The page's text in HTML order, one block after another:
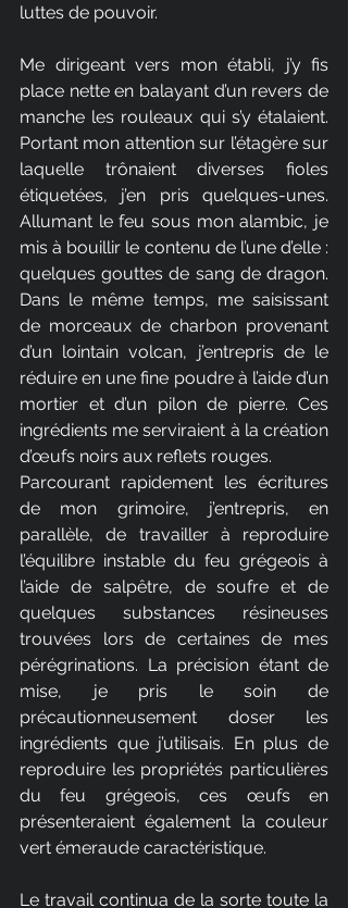
luttes de pouvoir.
Me dirigeant vers mon établi, j’y fis
place nette en balayant d’un revers de
manche les rouleaux qui s’y étalaient.
Portant mon attention sur l’étagère sur
laquelle trônaient diverses fioles
étiquetées, j’en pris quelques-unes.
Allumant le feu sous mon alambic, je
mis à bouillir le contenu de l’une d’elle :
quelques gouttes de sang de dragon.
Dans le même temps, me saisissant
de morceaux de charbon provenant
d’un lointain volcan, j’entrepris de le
réduire en une fine poudre à l’aide d’un
mortier et d’un pilon de pierre. Ces
ingrédients me serviraient à la création
d’œufs noirs aux reflets rouges.
Parcourant rapidement les écritures
de mon grimoire, j’entrepris, en
parallèle, de travailler à reproduire
l’équilibre instable du feu grégeois à
l’aide de salpêtre, de soufre et de
quelques substances résineuses
trouvées lors de certaines de mes
pérégrinations. La précision étant de
mise, je pris le soin de
précautionneusement doser les
ingrédients que j’utilisais. En plus de
reproduire les propriétés particulières
du feu grégeois, ces œufs en
présenteraient également la couleur
vert émeraude caractéristique.
Le travail continua de la sorte toute la